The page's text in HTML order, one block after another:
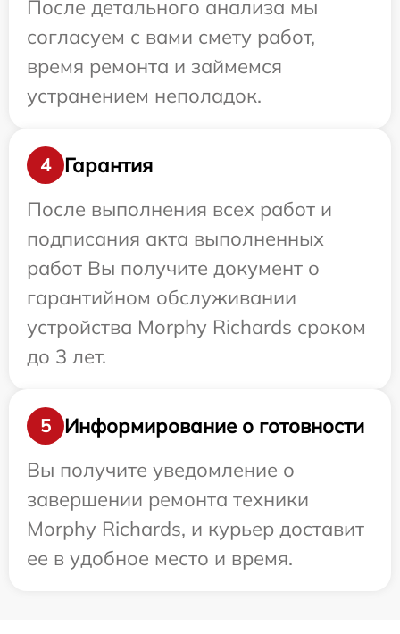
После детального анализа мы
согласуем с вами смету работ,
время ремонта и займемся
устранением неполадок.
4
Гарантия
После выполнения всех работ и
подписания акта выполненных
работ Вы получите документ о
гарантийном обслуживании
устройства Morphy Richards сроком
до 3 лет.
5
Информирование о готовности
Вы получите уведомление о
завершении ремонта техники
Morphy Richards, и курьер доставит
ее в удобное место и время.